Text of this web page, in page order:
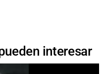
interesar